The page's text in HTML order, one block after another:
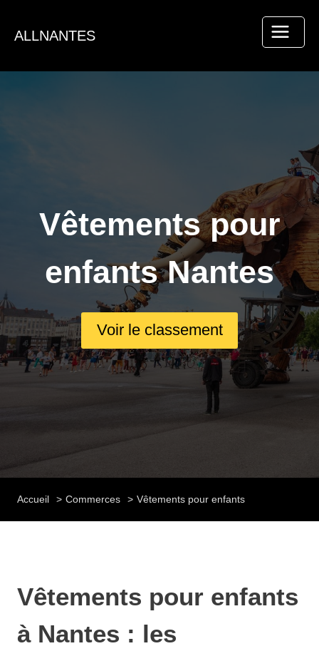
contenu
ALLNANTES
Vêtements pour
enfants Nantes
Voir le classement
Accueil Commerces Vêtements pour enfants
Vêtements pour enfants
à Nantes : les